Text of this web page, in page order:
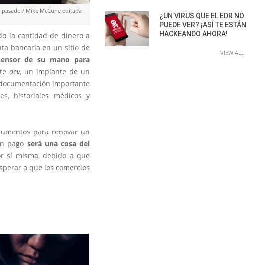
/ Mike McCune editada
la cantidad de dinero a
bancaria en un sitio de
de su mano para
dev, un implante de un
importante
historiales médicos y
para renovar un
pago será una cosa del
sí misma, debido a que
a que los comercios
¿UN VIRUS QUE EL EDR NO
PUEDE VER? ¡ASÍ TE ESTÁN
HACKEANDO AHORA!
VIEW ALL